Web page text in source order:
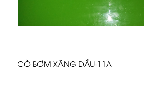
CÒ BƠM XĂNG DẦU-11A